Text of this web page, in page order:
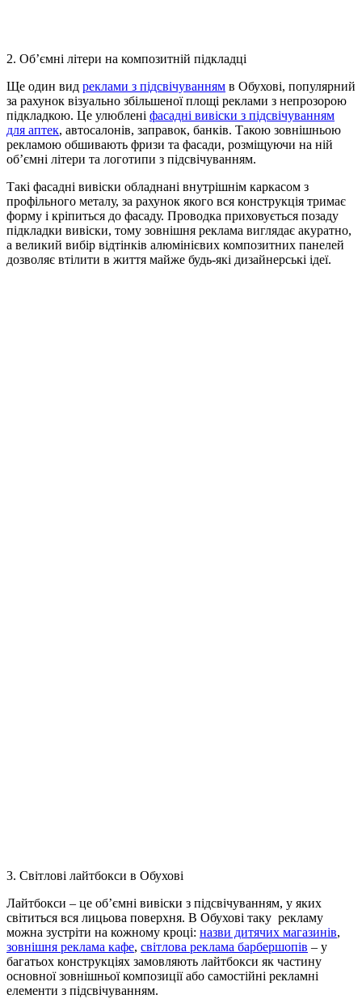
2. Об’ємні літери на композитній підкладці
Ще один вид реклами з підсвічуванням в Обухові, популярний
за рахунок візуально збільшеної площі реклами з непрозорою
підкладкою. Це улюблені фасадні вивіски з підсвічуванням
для аптек, автосалонів, заправок, банків. Такою зовнішньою
рекламою обшивають фризи та фасади, розміщуючи на ній
об’ємні літери та логотипи з підсвічуванням.
Такі фасадні вивіски обладнані внутрішнім каркасом з
профільного металу, за рахунок якого вся конструкція тримає
форму і кріпиться до фасаду. Проводка приховується позаду
підкладки вивіски, тому зовнішня реклама виглядає акуратно,
а великий вибір відтінків алюмінієвих композитних панелей
дозволяє втілити в життя майже будь-які дизайнерські ідеї.
3. Світлові лайтбокси в Обухові
Лайтбокси – це об’ємні вивіски з підсвічуванням, у яких
світиться вся лицьова поверхня. В Обухові таку рекламу
можна зустріти на кожному кроці: назви дитячих магазинів,
зовнішня реклама кафе, світлова реклама барбершопів – у
багатьох конструкціях замовляють лайтбокси як частину
основної зовнішньої композиції або самостійні рекламні
елементи з підсвічуванням.